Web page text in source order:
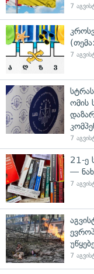
7
7
ომის
7
21-ე
—
7
7